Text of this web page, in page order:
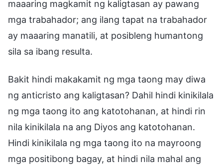
maaaring magkamit ng kaligtasan ay pawang
mga trabahador; ang ilang tapat na trabahador
ay maaaring manatili, at posibleng humantong
sila sa ibang resulta.
Bakit hindi makakamit ng mga taong may diwa
ng anticristo ang kaligtasan? Dahil hindi kinikilala
ng mga taong ito ang katotohanan, at hindi rin
nila kinikilala na ang Diyos ang katotohanan.
Hindi kinikilala ng mga taong ito na mayroong
mga positibong bagay, at hindi nila mahal ang